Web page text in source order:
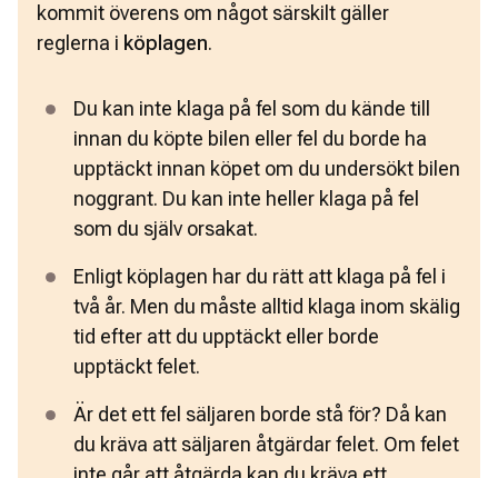
kommit överens om något särskilt gäller
reglerna i köplagen.
Du kan inte klaga på fel som du kände till
innan du köpte bilen eller fel du borde ha
upptäckt innan köpet om du undersökt bilen
noggrant. Du kan inte heller klaga på fel
som du själv orsakat.
Enligt köplagen har du rätt att klaga på fel i
två år. Men du måste alltid klaga inom skälig
tid efter att du upptäckt eller borde
upptäckt felet.
Är det ett fel säljaren borde stå för? Då kan
du kräva att säljaren åtgärdar felet. Om felet